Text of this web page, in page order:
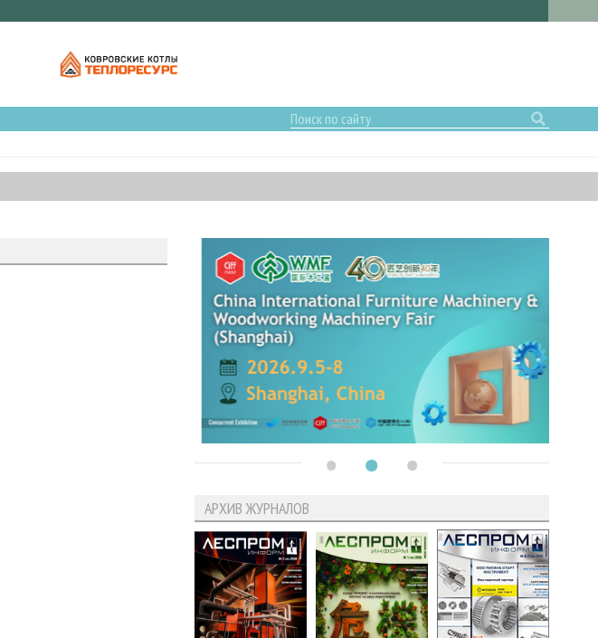
АРХИВ ЖУРНАЛОВ